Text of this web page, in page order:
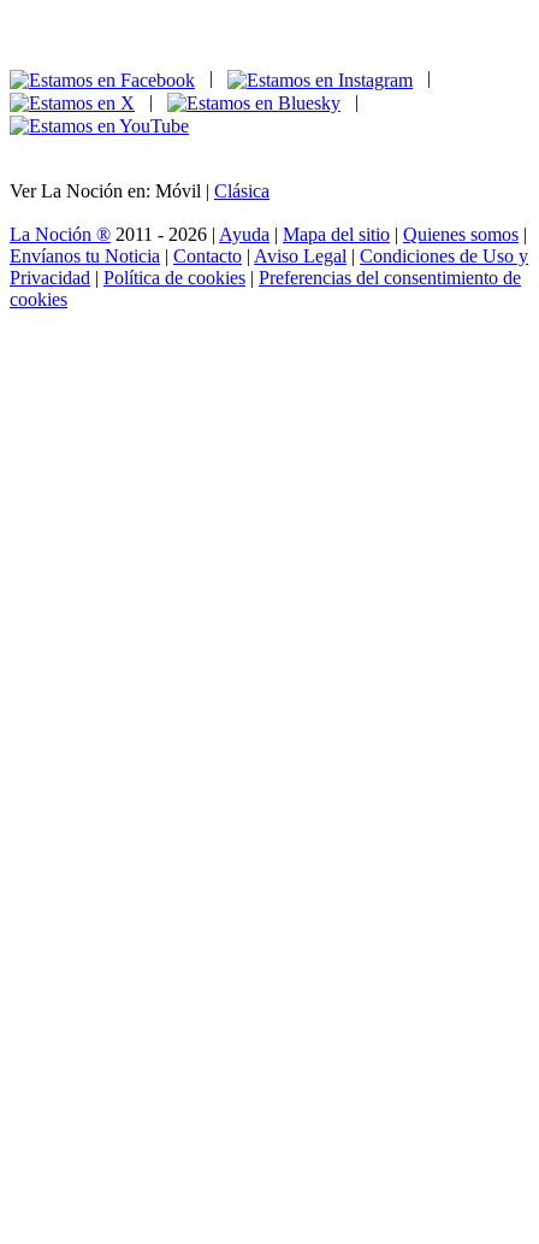
|
|
Ver La Noción en: Móvil | Clásica
La Noción ® 2011 - 2026 | Ayuda | Mapa del sitio | Quienes somos |
Envíanos tu Noticia | Contacto | Aviso Legal | Condiciones de Uso y
Privacidad | Política de cookies | Preferencias del consentimiento de
cookies